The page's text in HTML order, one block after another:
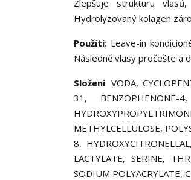
Zlepšuje strukturu
Hydrolyzovaný kolagen
Použití: Leave-in
Následně vlasy pročešte a
Složení: VODA,
31,
METHYLCELLULOSE,
8,
LACTYLATE, SERINE,
SODIUM POLYACRYLATE,